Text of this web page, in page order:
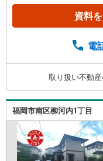
金利プランな
最適な資金計
いて移動が大
いたします。
大歓迎。お客様
いません。お
い探しをお手
せくださいませ。
資料
電
取り扱い不動
福岡市南区柳河内1丁目